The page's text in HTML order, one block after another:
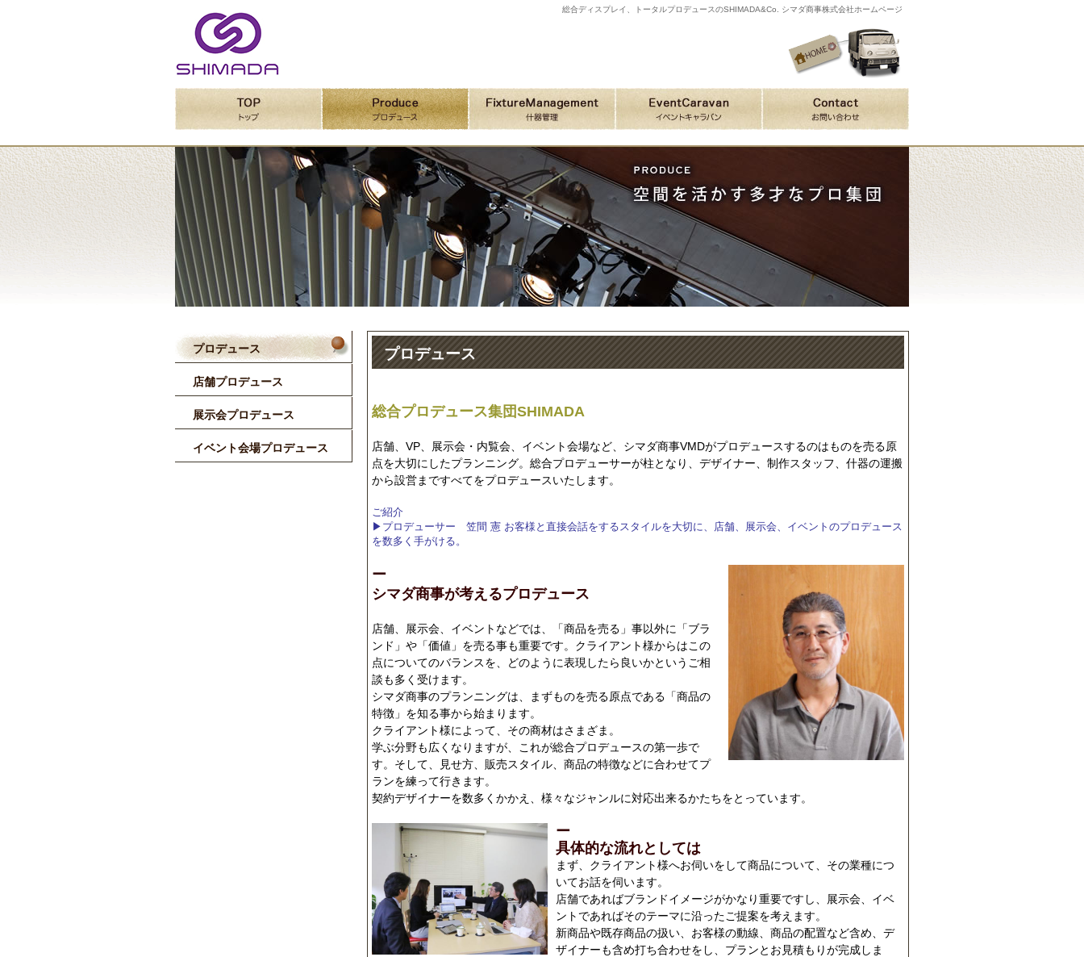
総合ディスプレイ、トータルプロデュースのSHIMADA&Co. シマダ商事株式会社ホームページ
プロデュース
総合プロデュース集団SHIMADA
店舗、VP、展示会・内覧会、イベント会場など、シマダ商事VMDがプロデュースするのはものを売る原
点を大切にしたプランニング。総合プロデューサーが柱となり、デザイナー、制作スタッフ、什器の運搬
から設営まですべてをプロデュースいたします。
ご紹介
▶プロデューサー 笠間 憲 お客様と直接会話をするスタイルを大切に、店舗、展示会、イベントのプロデュース
を数多く手がける。
ー
シマダ商事が考えるプロデュース
店舗、展示会、イベントなどでは、「商品を売る」事以外に「ブラ
ンド」や「価値」を売る事も重要です。クライアント様からはこの
点についてのバランスを、どのように表現したら良いかというご相
談も多く受けます。
シマダ商事のプランニングは、まずものを売る原点である「商品の
特徴」を知る事から始まります。
クライアント様によって、その商材はさまざま。
学ぶ分野も広くなりますが、これが総合プロデュースの第一歩で
す。そして、見せ方、販売スタイル、商品の特徴などに合わせてプ
ランを練って行きます。
契約デザイナーを数多くかかえ、様々なジャンルに対応出来るかたちをとっています。
ー
具体的な流れとしては
まず、クライアント様へお伺いをして商品について、その業種につ
いてお話を伺います。
店舗であればブランドイメージがかなり重要ですし、展示会、イベ
ントであればそのテーマに沿ったご提案を考えます。
新商品や既存商品の扱い、お客様の動線、商品の配置など含め、デ
ザイナーも含め打ち合わせをし、プランとお見積もりが完成しま
プロデュース
店舗プロデュース
展示会プロデュース
イベント会場プロデュース